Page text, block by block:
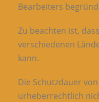
Bearbeiters
Zu beachten ist,
verschiedenen
kann.
Die Schutzdauer
urheberrechtlich